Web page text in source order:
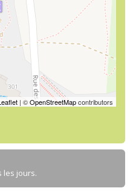
| ©OpenStreetMapcontributors
les jours.